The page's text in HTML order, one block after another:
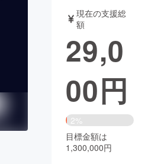
ジェット
書籍・雑誌
チャレンジ
活性化
Good
CAMPFIRE Creation
現在の支援総
額
29,0
00円
2%
目標金額は
1,300,000円